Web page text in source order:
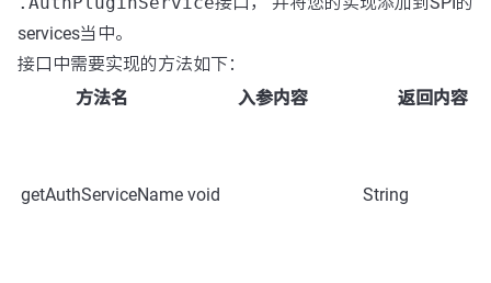
services当中。
接口中需要实现的方法如下：
方法名
入参内容 返回内容
getAuthServiceName void String